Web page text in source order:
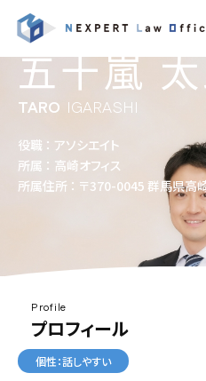
五十嵐
TARO IGARASHI
役職 ： アソシエイト
所属 ： 高崎オフィス
所属住所 ： 〒370-0045 群馬県
Profile
プロフィール
個性：話しやすい